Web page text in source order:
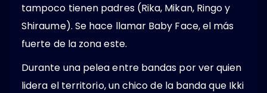
tampoco tienen padres (Rika, Mikan, Ringo y
Shiraume). Se hace llamar Baby Face, el más
fuerte de la zona este.
Durante una pelea entre bandas por ver quien
lidera el territorio, un chico de la banda que Ikki